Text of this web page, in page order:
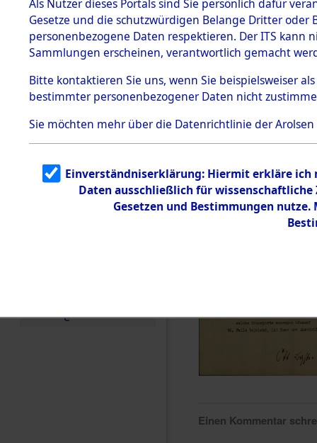
5. Verschiedenes
5.3
Todesmärsche
5.3.1 Alliierte
Erhebungen
zu
Todesmärsch
en
5.3.2
g
5.3.3
Todesmärsch
e
Einen Kommentar
Als Nutzer dieses Portals sind Sie persönlich dafür
Gesetze und die schutzwürdigen Belange Dritter
personenbezogene Daten respektieren. Der ITS
Sammlungen erscheinen, verantwortlich gemacht
Bitte kontaktieren Sie uns, wenn Sie beispielsweiser
bestimmter personenbezogener Daten nicht
Sie möchten mehr über die Datenrichtlinie der Arolsen
Einverständniserklärung: Hiermit erkläre ich
Daten ausschließlich für
Gesetzen und Bestimmungen